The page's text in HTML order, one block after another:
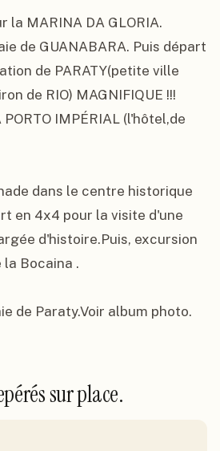
la MARINA DA GLORIA.
de GUANABARA. Puis départ
de PARATY(petite ville
de RIO) MAGNIFIQUE !!!
IMPÉRIAL (l'hôtel,de
dans le centre historique
en 4x4 pour la visite d'une
d'histoire.Puis, excursion
Bocaina .
de Paraty.Voir album photo.
sur place.